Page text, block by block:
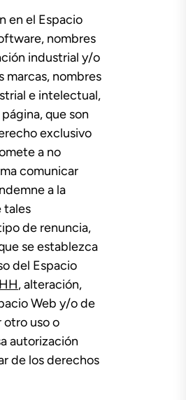
en el Espacio
nombres
industrial y/o
marcas, nombres
e intelectual,
que son
exclusivo
a no
comunicar
a la
tales
de renuncia,
se establezca
del Espacio
, alteración,
Web y/o de
otro uso o
autorización
de los derechos